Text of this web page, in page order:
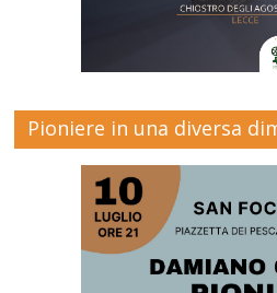
Pioniere in una diversa